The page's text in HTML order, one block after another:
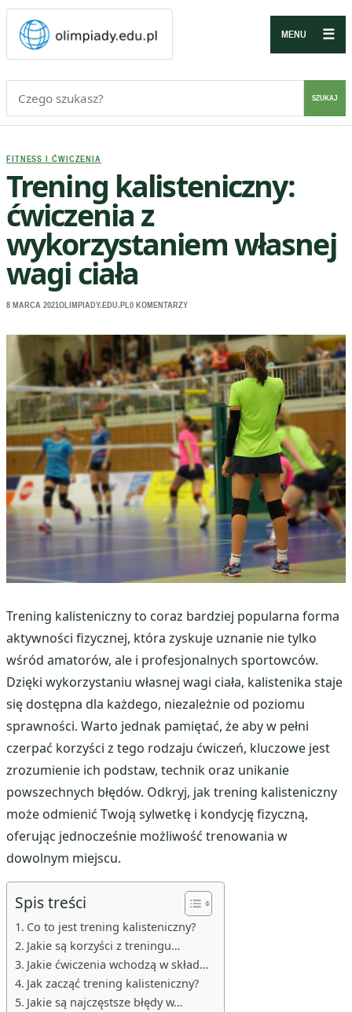
MENU ☰
SZUKAJ
FITNESS I ĆWICZENIA
Trening kalisteniczny:
ćwiczenia z
wykorzystaniem własnej
wagi ciała
8 MARCA 2021 OLIMPIADY.EDU.PL 0 KOMENTARZY
Trening kalisteniczny to coraz bardziej popularna forma
aktywności fizycznej, która zyskuje uznanie nie tylko
wśród amatorów, ale i profesjonalnych sportowców.
Dzięki wykorzystaniu własnej wagi ciała, kalistenika staje
się dostępna dla każdego, niezależnie od poziomu
sprawności. Warto jednak pamiętać, że aby w pełni
czerpać korzyści z tego rodzaju ćwiczeń, kluczowe jest
zrozumienie ich podstaw, technik oraz unikanie
powszechnych błędów. Odkryj, jak trening kalisteniczny
może odmienić Twoją sylwetkę i kondycję fizyczną,
oferując jednocześnie możliwość trenowania w
dowolnym miejscu.
Spis treści
Co to jest trening kalisteniczny?
Jakie są korzyści z treningu…
Jakie ćwiczenia wchodzą w skład…
Jak zacząć trening kalisteniczny?
Jakie są najczęstsze błędy w…